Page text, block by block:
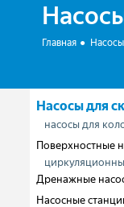
Главная
Насосы для
насосы для
Поверхностные
Дренажные
Насосные